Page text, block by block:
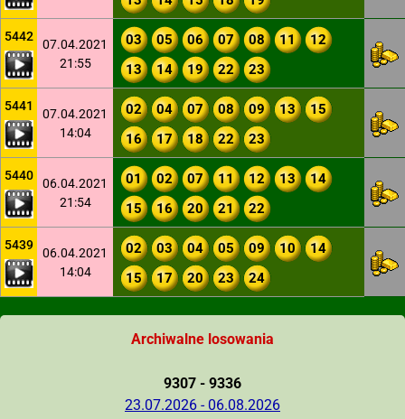
5442
07.04.2021
21:55
03 05 06 07 08 11
12
13
14 19 22 23
5441
07.04.2021
14:04
02 04 07 08 09 13
15
16
17 18 22 23
5440
06.04.2021
21:54
01 02 07 11 12 13
14
15
16 20 21 22
5439
06.04.2021
14:04
02 03 04 05 09 10
14
15
17 20 23 24
Archiwalne losowania
9307 - 9336
23.07.2026 - 06.08.2026